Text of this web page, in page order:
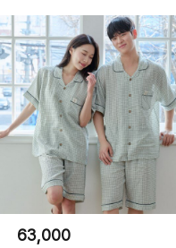
63,000